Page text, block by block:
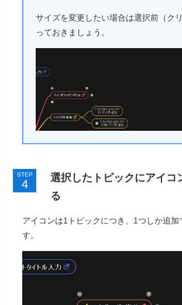
サイズを変更したい場合は選択前（ク
っておきましょう。
STEP
選択したトピックにアイコ
る
アイコンは1トピックにつき、1つしか追
す。